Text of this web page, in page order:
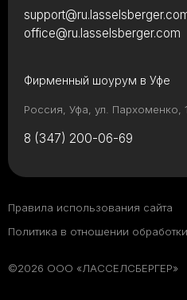
Фирменный шоурум в Уфе
Россия, Уфа, ул. Пархоменко,
8 (347) 200-06-69
office@ru.lasselsberger.com
©2026 ООО «ЛАССЕЛСБЕРГЕР»
Правила использования сайта
Политика в отношении